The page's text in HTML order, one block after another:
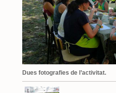
Dues fotografies de l’activitat.